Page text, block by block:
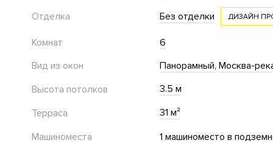
Отделка Без отделки ДИЗАЙН
Комнат
6
Вид из окон
Панорамный Москва-
Высота потолков
3.5 м
Терраса
31 м²
Машиноместа
1 машиноместо в